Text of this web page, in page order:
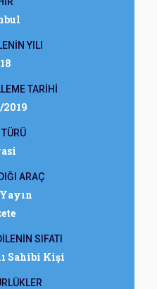
YILI
TARİHİ
2019
ARAÇ
SIFATI
Sahibi Kişi